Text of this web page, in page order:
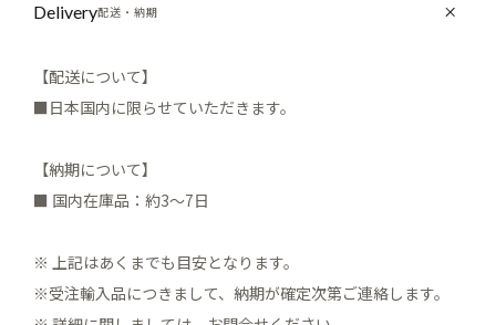
Delivery配送・納期
【配送について】
■日本国内に限らせていただきます。
【納期について】
■ 国内在庫品：約3～7日
※ 上記はあくまでも目安となります。
※受注輸入品につきまして、納期が確定次第ご連絡します。